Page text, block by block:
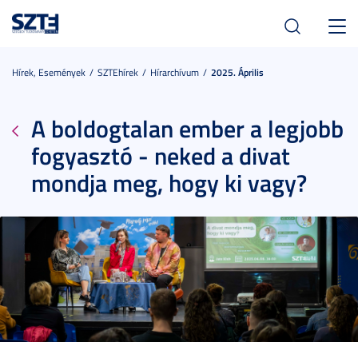
Hírek, Események SZTEhírek Hírarchívum 2025. Április
A boldogtalan ember a legjobb
fogyasztó - neked a divat
mondja meg, hogy ki vagy?